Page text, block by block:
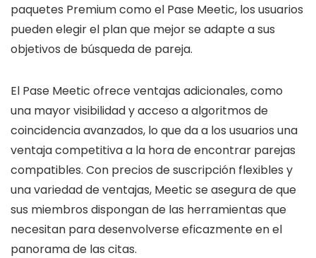
paquetes Premium como el Pase Meetic, los usuarios
pueden elegir el plan que mejor se adapte a sus
objetivos de búsqueda de pareja.
El Pase Meetic ofrece ventajas adicionales, como
una mayor visibilidad y acceso a algoritmos de
coincidencia avanzados, lo que da a los usuarios una
ventaja competitiva a la hora de encontrar parejas
compatibles. Con precios de suscripción flexibles y
una variedad de ventajas, Meetic se asegura de que
sus miembros dispongan de las herramientas que
necesitan para desenvolverse eficazmente en el
panorama de las citas.